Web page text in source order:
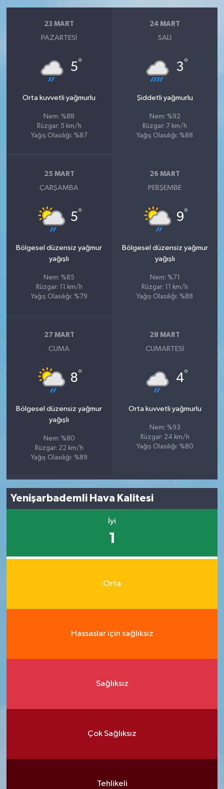
23 MART
PAZARTESI
5°
Orta kuvvetli yağmurlu
Nem: %88
Rüzgar: 5 km/h
Yağış Olasılığı: %87
24 MART
SALI
3°
Şiddetli yağmurlu
Nem: %92
Rüzgar: 7 km/h
Yağış Olasılığı: %88
25 MART
ÇARŞAMBA
5°
Bölgesel düzensiz yağmur
yağışlı
Nem: %85
Rüzgar: 11 km/h
Yağış Olasılığı: %79
26 MART
PERŞEMBE
9°
Bölgesel düzensiz yağmur
yağışlı
Nem: %71
Rüzgar: 11 km/h
Yağış Olasılığı: %88
27 MART
CUMA
8°
Bölgesel düzensiz yağmur
yağışlı
Nem: %80
Rüzgar: 22 km/h
Yağış Olasılığı: %89
28 MART
CUMARTESI
4°
Orta kuvvetli yağmurlu
Nem: %93
Rüzgar: 24 km/h
Yağış Olasılığı: %80
Yenişarbademli Hava Kalitesi
İyi
1
Orta
Hassaslar için sağlıksız
Sağlıksız
Çok Sağlıksız
Tehlikeli